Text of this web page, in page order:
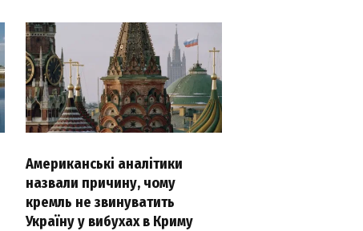
Американські аналітики
назвали причину, чому
кремль не звинуватить
Україну у вибухах в Криму